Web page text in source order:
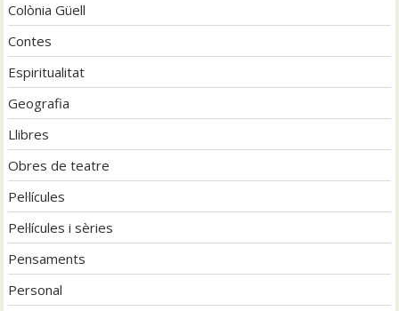
Colònia Güell
Contes
Espiritualitat
Geografia
Llibres
Obres de teatre
Pel·lícules
Pel·lícules i sèries
Pensaments
Personal